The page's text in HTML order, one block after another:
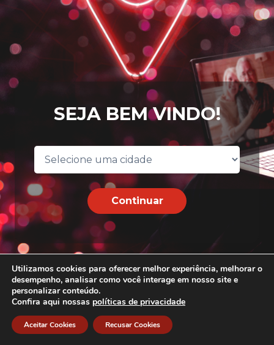
SEJA BEM VINDO!
Continuar
Utilizamos cookies para oferecer melhor experiência, melhorar o
desempenho, analisar como você interage em nosso site e
personalizar conteúdo.
Confira aqui nossas políticas de privacidade
Aceitar Cookies Recusar Cookies